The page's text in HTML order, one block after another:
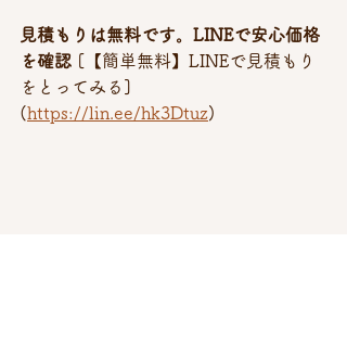
見積もりは無料です。LINEで安心価格
を確認 [【簡単無料】LINEで見積もり
をとってみる]
(https://lin.ee/hk3Dtuz)